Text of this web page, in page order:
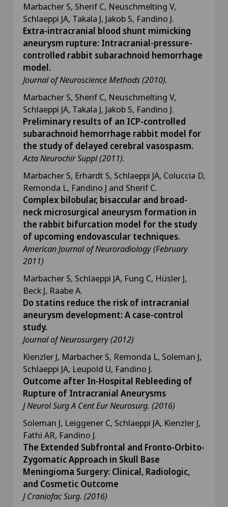
Marbacher S, Sherif C, Neuschmelting V,
Schlaeppi JA, Takala J, Jakob S, Fandino J.
Extra-intracranial blood shunt mimicking
aneurysm rupture: Intracranial-pressure-
controlled rabbit subarachnoid hemorrhage
model.
Journal of Neuroscience Methods (2010).
Marbacher S, Sherif C, Neuschmelting V,
Schlaeppi JA, Takala J, Jakob S, Fandino J.
Preliminary results of an ICP-controlled
subarachnoid hemorrhage rabbit model for
the study of delayed cerebral vasospasm.
Acta Neurochir Suppl (2011).
Marbacher S, Erhardt S, Schlaeppi JA, Coluccia D,
Remonda L, Fandino J and Sherif C.
Complex bilobular, bisaccular and broad-
neck microsurgical aneurysm formation in
the rabbit bifurcation model for the study
of upcoming endovascular techniques.
American Journal of Neuroradiology (February
2011)
Marbacher S, Schlaeppi JA, Fung C, Hüsler J,
Beck J, Raabe A.
Do statins reduce the risk of intracranial
aneurysm development: A case-control
study.
Journal of Neurosurgery (2012)
Kienzler J, Marbacher S, Remonda L, Soleman J,
Schlaeppi JA, Leupold U, Fandino J.
Outcome after In-Hospital Rebleeding of
Rupture of Intracranial Aneurysms
J Neurol Surg A Cent Eur Neurosurg. (2016)
Soleman J, Leiggener C, Schlaeppi JA, Kienzler J,
Fathi AR, Fandino J.
The Extended Subfrontal and Fronto-Orbito-
Zygomatic Approach in Skull Base
Meningioma Surgery: Clinical, Radiologic,
and Cosmetic Outcome
J Craniofac Surg. (2016)